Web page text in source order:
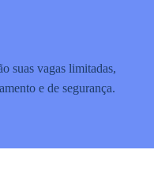
suas vagas limitadas,
e de segurança.